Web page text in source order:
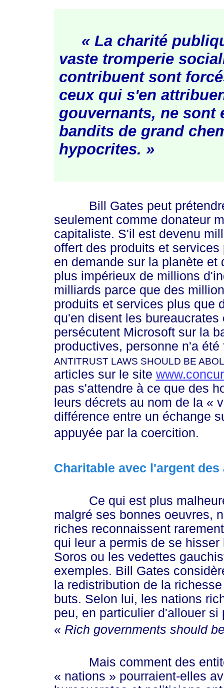
« La charité
vaste tromperie
contribuent sont
ceux qui s'en
gouvernants, ne sont
bandits de grand
hypocrites. »
Bill Gates peut prétendre
seulement comme donateur
capitaliste. S'il est devenu
offert des produits et
en demande sur la planète
plus impérieux de millions
milliards parce que des
produits et services plus que
qu'en disent les
persécutent Microsoft sur la
productives, personne n'a
ANTITRUST LAWS SHOULD BE
articles sur le site
pas s'attendre à ce que des
leurs décrets au nom de la «
différence entre un échange
appuyée par la coercition.
Charitable avec l'argent des
Ce qui est plus
malgré ses bonnes oeuvres,
riches reconnaissent
qui leur a permis de se
Soros ou les vedettes
exemples. Bill Gates
la redistribution de la
buts. Selon lui, les nations
peu, en particulier d'allouer
« Rich governments should
Mais comment des
« nations » pourraient-elles